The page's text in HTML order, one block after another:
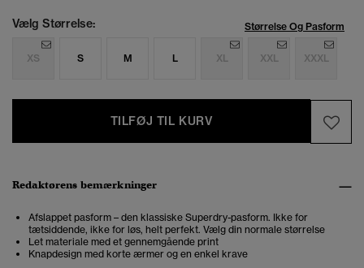
Vælg Størrelse: Størrelse Og Pasform
XS S M L XL XXL XXXL
TILFØJ TIL KURV
Redaktørens bemærkninger
Afslappet pasform – den klassiske Superdry-pasform. Ikke for
tætsiddende, ikke for løs, helt perfekt. Vælg din normale størrelse
Let materiale med et gennemgående print
Knapdesign med korte ærmer og en enkel krave